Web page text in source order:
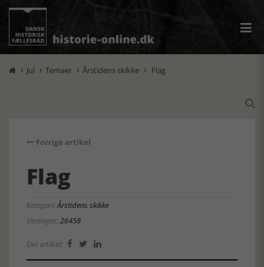
 Jul  Temaer  Årstidens skikke  Flag

Forrige artikel
Flag
Kategori:Årstidens skikke
Visninger:26458
Del artikel:   